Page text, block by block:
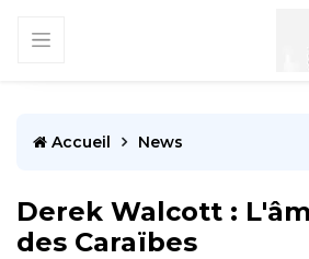
Accueil News
Derek Walcott :
des Caraïbes